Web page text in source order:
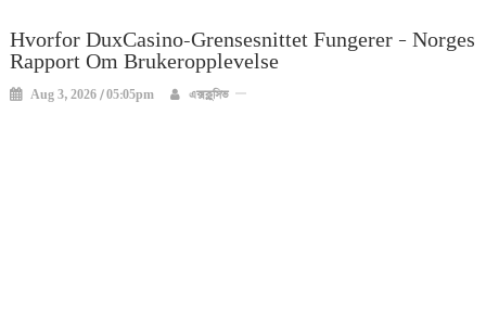
Hvorfor DuxCasino-Grensesnittet Fungerer – Norges
Rapport Om Brukeropplevelse
Aug 3, 2026 / 05:05pm এক্সক্লুসিভ